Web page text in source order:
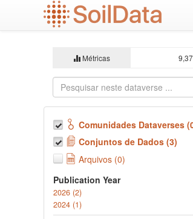
Métricas
Comunidades Dataverses
Conjuntos de Dados (3)
Arquivos (0)
Publication Year
2026 (2)
2024 (1)